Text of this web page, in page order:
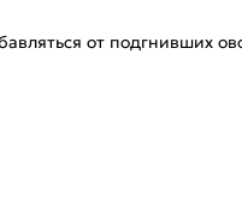
от подгнивших